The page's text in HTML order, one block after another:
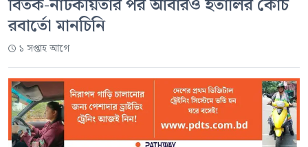
বিতর্ক-নাটকীয়তার পর আবারও ইতালির কোচ
রবার্তো মানচিনি
১ সপ্তাহ আগে